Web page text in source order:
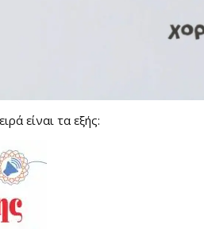
είναι τα εξής: